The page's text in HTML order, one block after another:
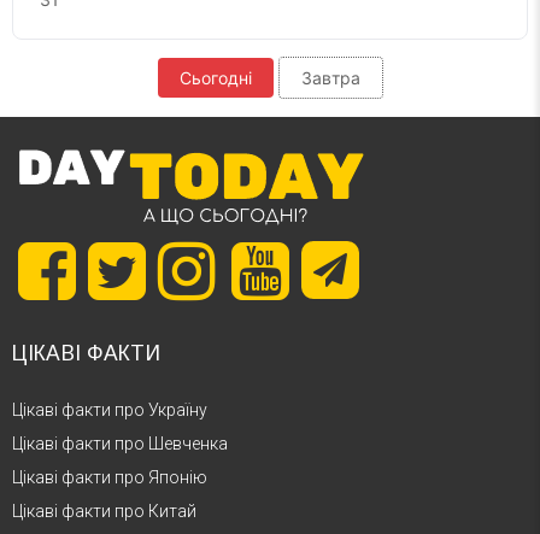
Сьогодні Завтра
ЦІКАВІ ФАКТИ
Цікаві факти про Україну
Цікаві факти про Шевченка
Цікаві факти про Японію
Цікаві факти про Китай